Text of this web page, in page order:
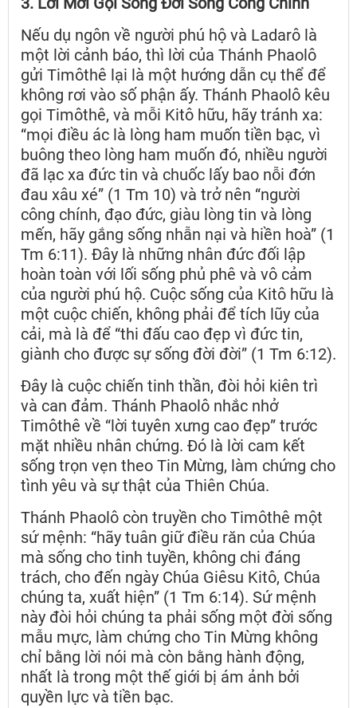
Nếu dụ ngôn về người phú hộ và Ladarô là
một lời cảnh báo, thì lời của Thánh Phaolô
gửi Timôthê lại là một hướng dẫn cụ thể để
không rơi vào số phận ấy. Thánh Phaolô kêu
gọi Timôthê, và mỗi Kitô hữu, hãy tránh xa:
“mọi điều ác là lòng ham muốn tiền bạc, vì
buông theo lòng ham muốn đó, nhiều người
đã lạc xa đức tin và chuốc lấy bao nỗi đớn
đau xâu xé” (1 Tm 10) và trở nên “người
công chính, đạo đức, giàu lòng tin và lòng
mến, hãy gắng sống nhẫn nại và hiền hoà” (1
Tm 6:11). Đây là những nhân đức đối lập
hoàn toàn với lối sống phủ phê và vô cảm
của người phú hộ. Cuộc sống của Kitô hữu là
một cuộc chiến, không phải để tích lũy của
cải, mà là để “thi đấu cao đẹp vì đức tin,
giành cho được sự sống đời đời” (1 Tm 6:12).
Đây là cuộc chiến tinh thần, đòi hỏi kiên trì
và can đảm. Thánh Phaolô nhắc nhở
Timôthê về “lời tuyên xưng cao đẹp” trước
mặt nhiều nhân chứng. Đó là lời cam kết
sống trọn vẹn theo Tin Mừng, làm chứng cho
tình yêu và sự thật của Thiên Chúa.
Thánh Phaolô còn truyền cho Timôthê một
sứ mệnh: “hãy tuân giữ điều răn của Chúa
mà sống cho tinh tuyền, không chi đáng
trách, cho đến ngày Chúa Giêsu Kitô, Chúa
chúng ta, xuất hiện” (1 Tm 6:14). Sứ mệnh
này đòi hỏi chúng ta phải sống một đời sống
mẫu mực, làm chứng cho Tin Mừng không
chỉ bằng lời nói mà còn bằng hành động,
nhất là trong một thế giới bị ám ảnh bởi
quyền lực và tiền bạc.